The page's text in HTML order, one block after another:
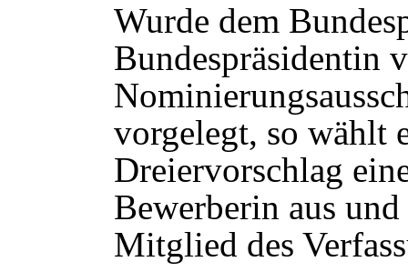
Wurde dem
Bundespräsidentin
vorgelegt, so wählt
Dreiervorschlag
Bewerberin aus
Mitglied des